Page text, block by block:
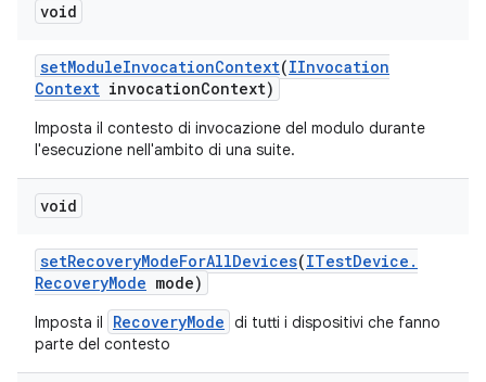
void
setModuleInvocationContext(IInvocation
Context invocationContext)
Imposta il contesto di invocazione del modulo durante
l'esecuzione nell'ambito di una suite.
void
setRecoveryModeForAllDevices(ITestDevice .
RecoveryMode mode)
Imposta il RecoveryMode di tutti i dispositivi che fanno
parte del contesto